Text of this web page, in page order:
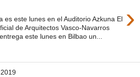
›
es este lunes en el Auditorio Azkuna El
de Arquitectos Vasco-Navarros
este lunes en Bilbao un...